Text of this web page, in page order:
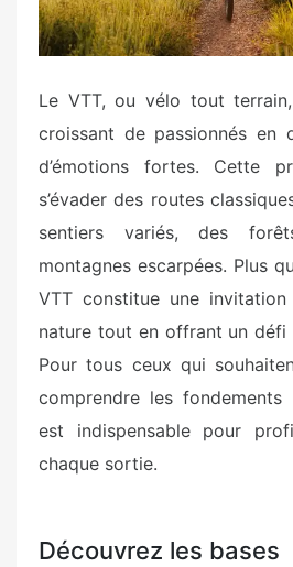
Le VTT, ou vélo tout
croissant de passionnés en
d’émotions fortes. Cette
s’évader des routes
sentiers variés, des
montagnes escarpées. Plus
VTT constitue une
nature tout en offrant un défi
Pour tous ceux qui
comprendre les
est indispensable pour
chaque sortie.
Découvrez les bases